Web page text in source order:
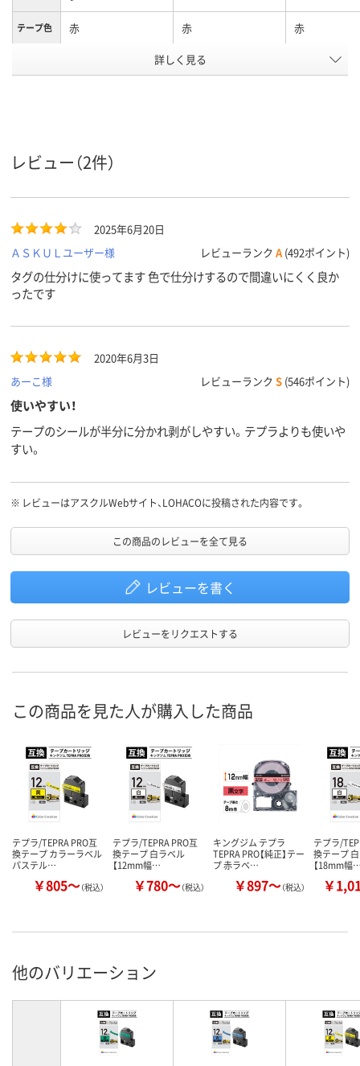
テープ色 赤 赤 赤
黒
テープ長
さ
8m、8m巻、8m
詳しく見る
レビュー（2件）
2025年6月20日
ＡＳＫＵＬユーザー様
レビューランク A (492ポイント)
タグの仕分けに使ってます 色で仕分けするので間違いにくく良か
ったです
2020年6月3日
あーこ様
レビューランク S (546ポイント)
使いやすい！
テープのシールが半分に分かれ剥がしやすい。テプラよりも使いや
すい。
※ レビューはアスクルWebサイト、LOHACOに投稿された内容です。
この商品のレビューを全て見る
レビューを書く
レビューをリクエストする
この商品を見た人が購入した商品
テプラ/TEPRA PRO互
換テープ カラーラベル
パステル…
￥805～（税込）
テプラ/TEPRA PRO互
換テープ 白ラベル
【12mm幅…
￥780～（税込）
キングジム テプラ
TEPRA PRO【純正】テー
プ 赤ラベ…
￥897～（税込）
テプラ/
換テープ
【18mm幅
￥
他のバリエーション